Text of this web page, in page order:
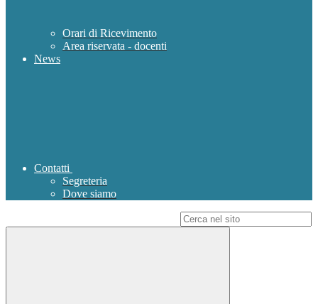
Orari di Ricevimento
Area riservata - docenti
News
Contatti
Segreteria
Dove siamo